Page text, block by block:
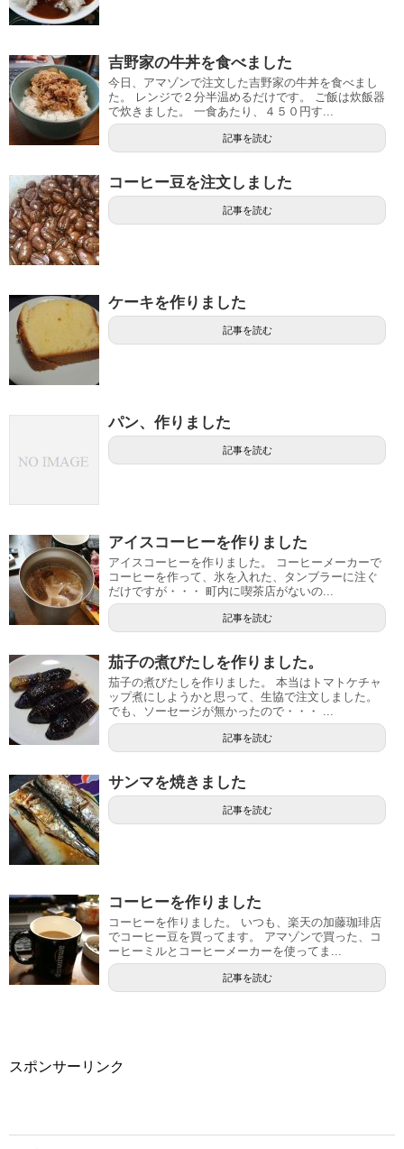
吉野家の牛丼を食べました
今日、アマゾンで注文した吉野家の牛丼を食べまし
た。 レンジで２分半温めるだけです。 ご飯は炊飯器
で炊きました。 一食あたり、４５０円す...
記事を読む
コーヒー豆を注文しました
記事を読む
ケーキを作りました
記事を読む
パン、作りました
記事を読む
アイスコーヒーを作りました
アイスコーヒーを作りました。 コーヒーメーカーで
コーヒーを作って、氷を入れた、タンブラーに注ぐ
だけですが・・・ 町内に喫茶店がないの...
記事を読む
茄子の煮びたしを作りました。
茄子の煮びたしを作りました。 本当はトマトケチャ
ップ煮にしようかと思って、生協で注文しました。
でも、ソーセージが無かったので・・・ ...
記事を読む
サンマを焼きました
記事を読む
コーヒーを作りました
コーヒーを作りました。 いつも、楽天の加藤珈琲店
でコーヒー豆を買ってます。 アマゾンで買った、コ
ーヒーミルとコーヒーメーカーを使ってま...
記事を読む
スポンサーリンク